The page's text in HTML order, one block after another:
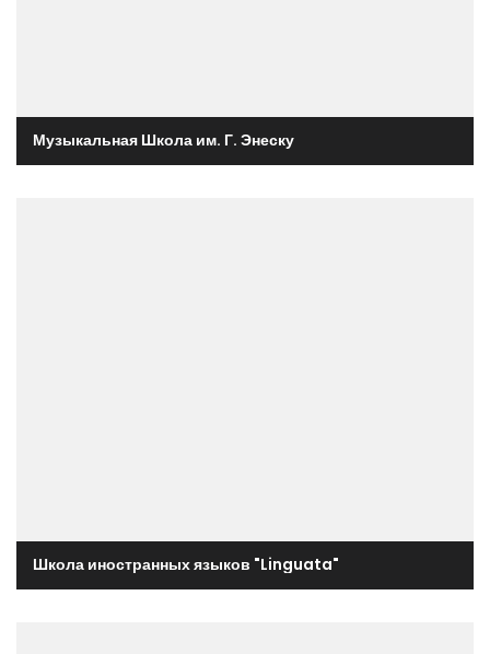
Музыкальная Школа им. Г. Энеску
Школа иностранных языков "Linguata"